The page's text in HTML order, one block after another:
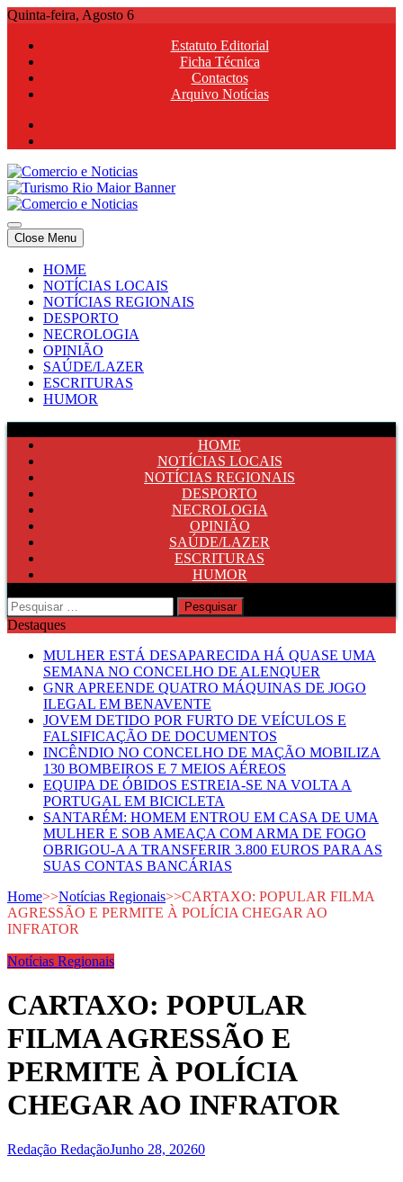
Skip
content
Quinta-feira, Agosto 6
Estatuto Editorial
Ficha Técnica
Contactos
Arquivo Notícias
Comercio e Noticias
Notícias e Publicidade Online
Comercio e Noticias
Notícias e Publicidade Online
Close Menu
HOME
NOTÍCIAS LOCAIS
NOTÍCIAS REGIONAIS
DESPORTO
NECROLOGIA
OPINIÃO
SAÚDE/LAZER
ESCRITURAS
HUMOR
HOME
NOTÍCIAS LOCAIS
NOTÍCIAS REGIONAIS
DESPORTO
NECROLOGIA
OPINIÃO
SAÚDE/LAZER
ESCRITURAS
HUMOR
Pesquisar
por:
Destaques
MULHER ESTÁ DESAPARECIDA HÁ QUASE UMA
SEMANA NO CONCELHO DE ALENQUER
GNR APREENDE QUATRO MÁQUINAS DE JOGO
ILEGAL EM BENAVENTE
JOVEM DETIDO POR FURTO DE VEÍCULOS E
FALSIFICAÇÃO DE DOCUMENTOS
INCÊNDIO NO CONCELHO DE MAÇÃO MOBILIZA
130 BOMBEIROS E 7 MEIOS AÉREOS
EQUIPA DE ÓBIDOS ESTREIA-SE NA VOLTA A
PORTUGAL EM BICICLETA
SANTARÉM: HOMEM ENTROU EM CASA DE UMA
MULHER E SOB AMEAÇA COM ARMA DE FOGO
OBRIGOU-A A TRANSFERIR 3.800 EUROS PARA AS
SUAS CONTAS BANCÁRIAS
Home>>Notícias Regionais>>CARTAXO: POPULAR FILMA
AGRESSÃO E PERMITE À POLÍCIA CHEGAR AO
INFRATOR
Notícias Regionais
CARTAXO: POPULAR
FILMA AGRESSÃO E
PERMITE À POLÍCIA
CHEGAR AO INFRATOR
Redação RedaçãoJunho 28, 20260